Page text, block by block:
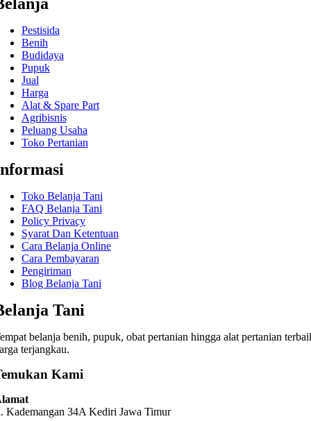
Pestisida
Benih
Budidaya
Pupuk
Jual
Harga
Alat & Spare Part
Agribisnis
Peluang Usaha
Toko Pertanian
Toko Belanja Tani
FAQ Belanja Tani
Policy Privacy
Syarat Dan Ketentuan
Cara Belanja Online
Cara Pembayaran
Pengiriman
Blog Belanja Tani
Tani
belanja benih, pupuk, obat pertanian hingga alat pertanian
terjangkau.
Kami
Kademangan 34A Kediri Jawa Timur